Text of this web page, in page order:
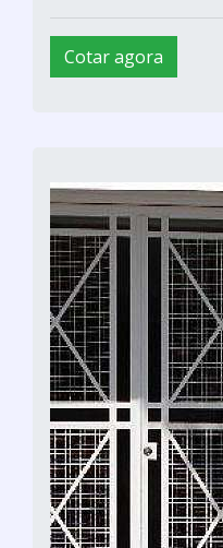
Cotar agora